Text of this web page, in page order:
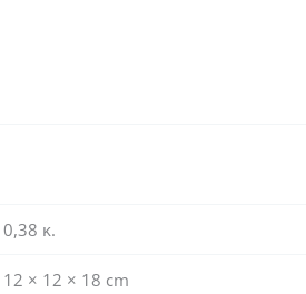
0,38 κ.
12 × 12 × 18 cm